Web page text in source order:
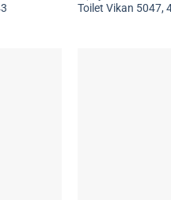
Toilet Vikan 5047,